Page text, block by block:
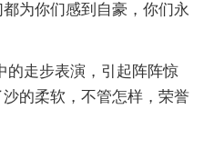
为你们感到自豪，你们永
的走步表演，引起阵阵惊
的柔软，不管怎样，荣誉